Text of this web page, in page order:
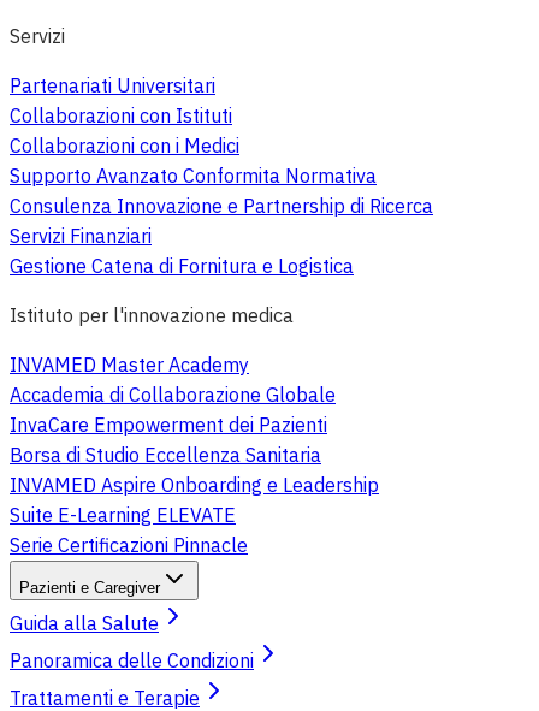
Servizi
Partenariati Universitari
Collaborazioni con Istituti
Collaborazioni con i Medici
Supporto Avanzato Conformita Normativa
Consulenza Innovazione e Partnership di Ricerca
Servizi Finanziari
Gestione Catena di Fornitura e Logistica
Istituto per l'innovazione medica
INVAMED Master Academy
Accademia di Collaborazione Globale
InvaCare Empowerment dei Pazienti
Borsa di Studio Eccellenza Sanitaria
INVAMED Aspire Onboarding e Leadership
Suite E-Learning ELEVATE
Serie Certificazioni Pinnacle
Pazienti e Caregiver
Guida alla Salute
Panoramica delle Condizioni
Trattamenti e Terapie